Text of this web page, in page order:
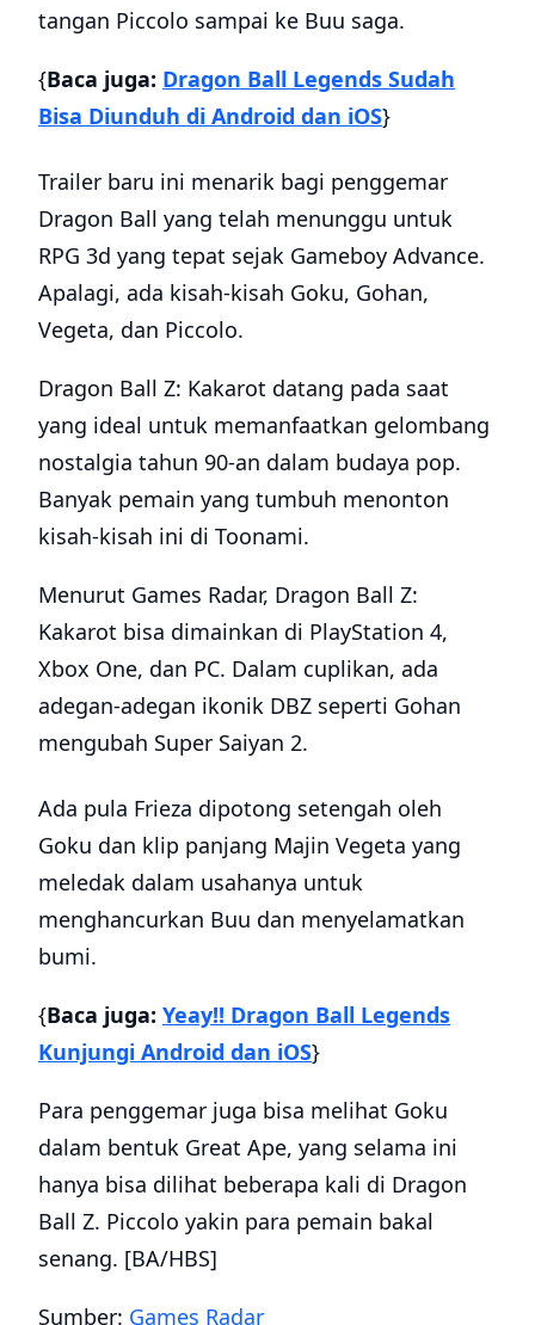
tangan Piccolo sampai ke Buu saga.
{Baca juga: Dragon Ball Legends Sudah
Bisa Diunduh di Android dan iOS}
Trailer baru ini menarik bagi penggemar
Dragon Ball yang telah menunggu untuk
RPG 3d yang tepat sejak Gameboy Advance.
Apalagi, ada kisah-kisah Goku, Gohan,
Vegeta, dan Piccolo.
Dragon Ball Z: Kakarot datang pada saat
yang ideal untuk memanfaatkan gelombang
nostalgia tahun 90-an dalam budaya pop.
Banyak pemain yang tumbuh menonton
kisah-kisah ini di Toonami.
Menurut Games Radar, Dragon Ball Z:
Kakarot bisa dimainkan di PlayStation 4,
Xbox One, dan PC. Dalam cuplikan, ada
adegan-adegan ikonik DBZ seperti Gohan
mengubah Super Saiyan 2.
Ada pula Frieza dipotong setengah oleh
Goku dan klip panjang Majin Vegeta yang
meledak dalam usahanya untuk
menghancurkan Buu dan menyelamatkan
bumi.
{Baca juga: Yeay!! Dragon Ball Legends
Kunjungi Android dan iOS}
Para penggemar juga bisa melihat Goku
dalam bentuk Great Ape, yang selama ini
hanya bisa dilihat beberapa kali di Dragon
Ball Z. Piccolo yakin para pemain bakal
senang. [BA/HBS]
Sumber: Games Radar